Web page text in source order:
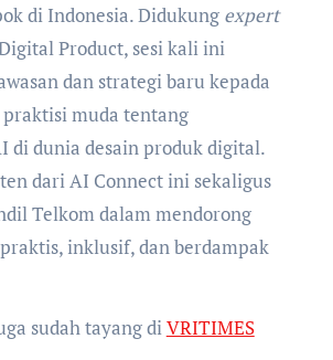
di Indonesia. Didukung expert
Product, sesi kali ini
dan strategi baru kepada
praktisi muda tentang
di dunia desain produk digital.
dari AI Connect ini sekaligus
Telkom dalam mendorong
inklusif, dan berdampak
sudah tayang di VRITIMES